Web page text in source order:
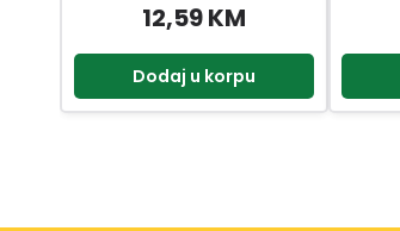
12,59 KM
Dodaj u korpu